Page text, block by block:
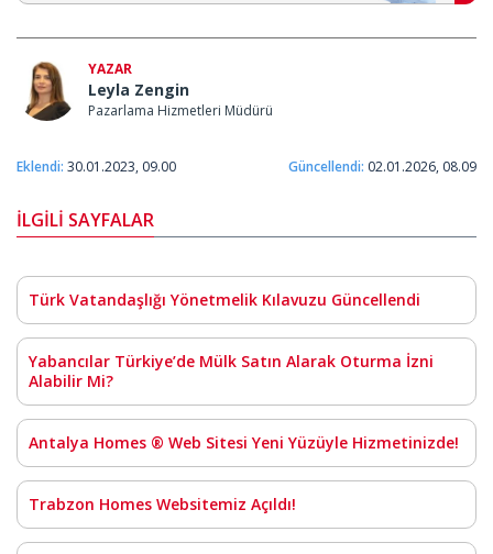
YAZAR
Leyla Zengin
Pazarlama Hizmetleri Müdürü
Eklendi: 30.01.2023, 09.00 Güncellendi: 02.01.2026, 08.09
İLGİLİ SAYFALAR
Türk Vatandaşlığı Yönetmelik Kılavuzu Güncellendi
Yabancılar Türkiye’de Mülk Satın Alarak Oturma İzni
Alabilir Mi?
Antalya Homes ® Web Sitesi Yeni Yüzüyle Hizmetinizde!
Trabzon Homes Websitemiz Açıldı!